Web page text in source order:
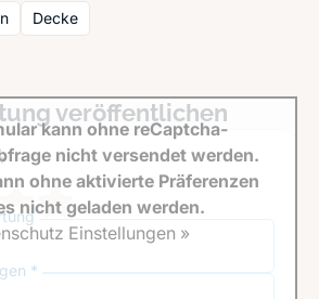
Decke
veröffentlichen
*
kann ohne reCaptcha-
nicht versendet werden.
ohne aktivierte Präferenzen
nicht geladen werden.
Einstellungen »